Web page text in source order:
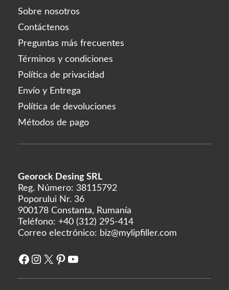
Sobre nosotros
Contáctenos
Preguntas más frecuentes
Términos y condiciones
Política de privacidad
Envío y Entrega
Política de devoluciones
Métodos de pago
Georock Desing SRL
Reg. Número: 38115792
Poporului Nr. 36
900178 Constanta, Rumanía
Teléfono: +40 (312) 295-414
Correo electrónico: biz@mylipfiller.com
Facebook
Instagram
X Pinterest
YouTube